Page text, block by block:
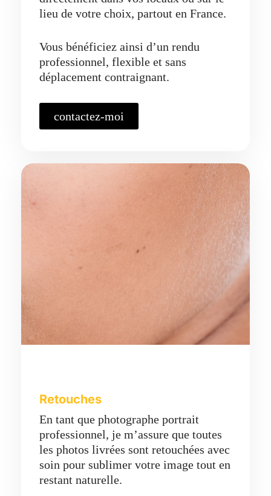
lieu de votre choix, partout en France.
Vous bénéficiez ainsi d’un rendu
professionnel, flexible et sans
déplacement contraignant.
contactez-moi
Retouches
En tant que photographe portrait
professionnel, je m’assure que toutes
les photos livrées sont retouchées avec
soin pour sublimer votre image tout en
restant naturelle.